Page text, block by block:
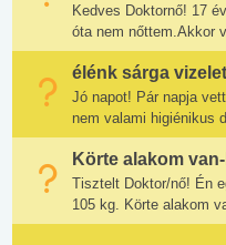
Kedves Doktornő! 17
óta nem nőttem.Akkor
élénk sárga vizelet
Jó napot! Pár napja
nem valami higiénikus
Körte alakom
Tisztelt Doktor/nő! Én
105 kg. Körte alakom